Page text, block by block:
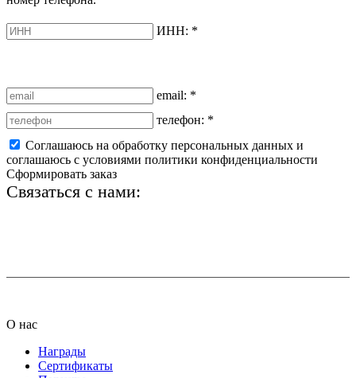
ИНН: *
email: *
телефон: *
Соглашаюсь на обработку персональных данных и
соглашаюсь с условиями политики конфиденциальности
Сформировать заказ
Связаться с нами:
О нас
Награды
Сертификаты